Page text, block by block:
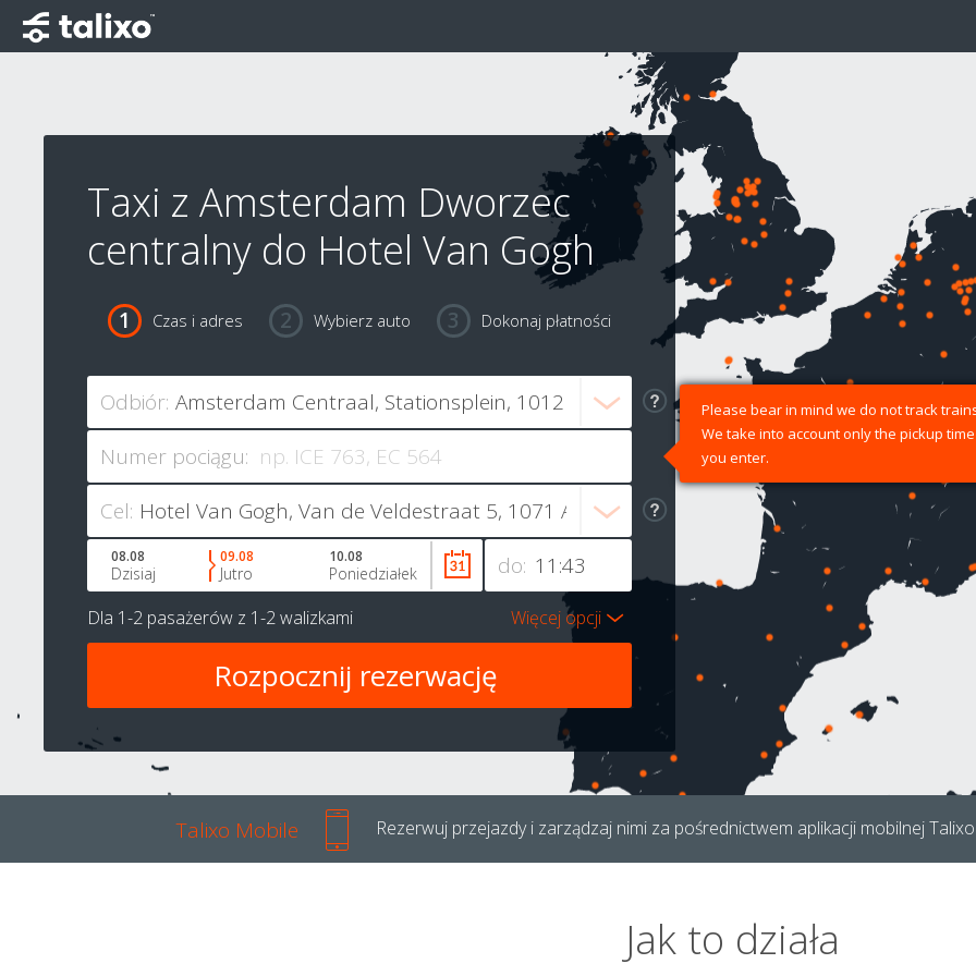
Taxi z Amsterdam Dworzec
centralny do Hotel Van Gogh
Czas i adres Wybierz auto Dokonaj płatności
Odbiór:
Numer pociągu:
Please bear in mind we do not track
We take into account only the pickup time
you enter.
Cel:
do:
08.08
Dzisiaj
09.08
Jutro
10.08
Poniedziałek
Dla 1-2 pasażerów z 1-2 walizkami Więcej opcji
Talixo Mobile Rezerwuj przejazdy i zarządzaj nimi za pośrednictwem aplikacji mobilnej
Jak to działa